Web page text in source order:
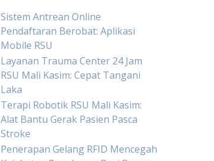
Sistem Antrean Online
Pendaftaran Berobat: Aplikasi
Mobile RSU
Layanan Trauma Center 24 Jam
RSU Mali Kasim: Cepat Tangani
Laka
Terapi Robotik RSU Mali Kasim:
Alat Bantu Gerak Pasien Pasca
Stroke
Penerapan Gelang RFID Mencegah